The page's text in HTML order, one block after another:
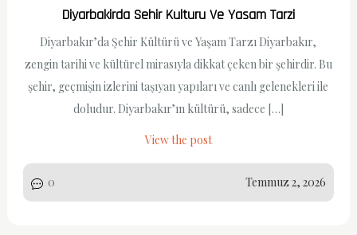
Diyarbakirda Sehir Kulturu Ve Yasam Tarzi
Diyarbakır’da Şehir Kültürü ve Yaşam Tarzı Diyarbakır,
zengin tarihi ve kültürel mirasıyla dikkat çeken bir şehirdir. Bu
şehir, geçmişin izlerini taşıyan yapıları ve canlı gelenekleri ile
doludur. Diyarbakır’ın kültürü, sadece […]
View the post
0 Temmuz 2, 2026